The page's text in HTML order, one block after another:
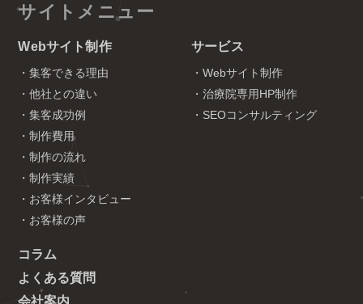
サイトメニュー
Webサイト制作
・集客できる理由
・他社との違い
・集客成功例
・制作費用
・制作の流れ
・制作実績
・お客様インタビュー
・お客様の声
サービス
・Webサイト制作
・治療院専用HP制作
・SEOコンサルティング
コラム
よくある質問
会社案内